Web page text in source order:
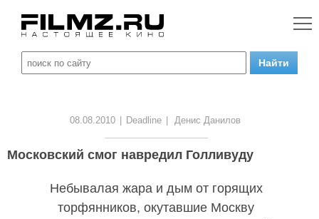
08.08.2010 Deadline Денис Данилов
Московский смог навредил Голливуду
Небывалая жара и дым от горящих
торфянников, окутавшие Москву